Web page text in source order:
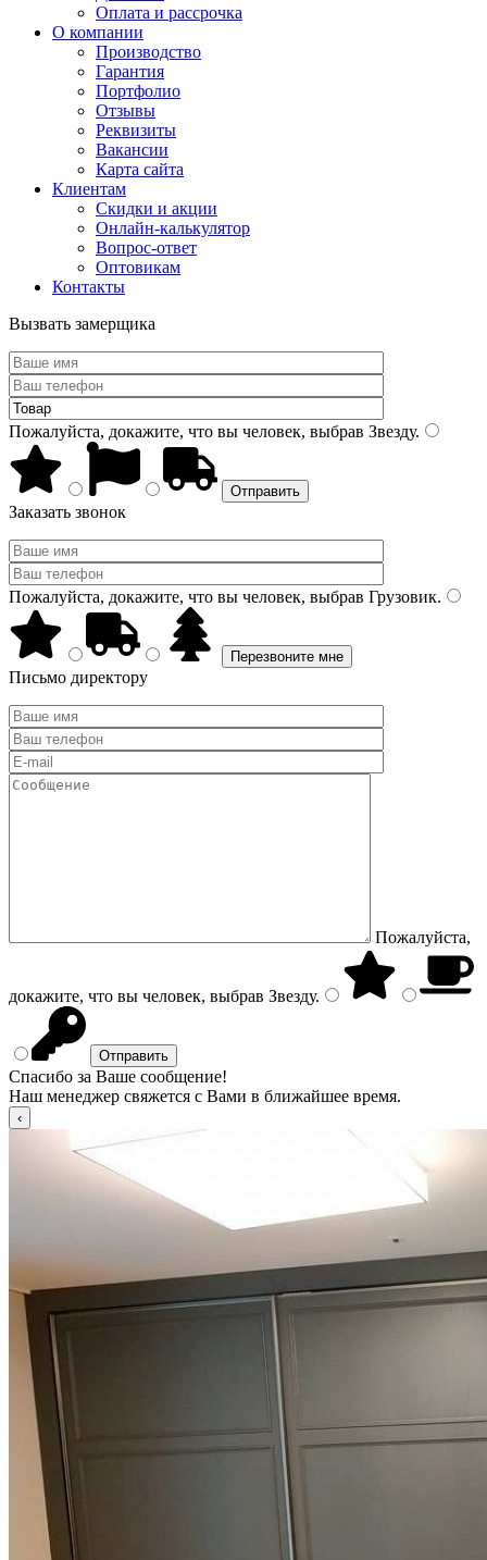
Оплата и рассрочка
О компании
Производство
Гарантия
Портфолио
Отзывы
Реквизиты
Вакансии
Карта сайта
Клиентам
Скидки и акции
Онлайн-калькулятор
Вопрос-ответ
Оптовикам
Контакты
Вызвать замерщика
Пожалуйста, докажите, что вы человек, выбрав Звезду.
Заказать звонок
Пожалуйста, докажите, что вы человек, выбрав Грузовик.
Письмо директору
Пожалуйста,
докажите, что вы человек, выбрав Звезду.
Спасибо за Ваше сообщение!
Наш менеджер свяжется с Вами в ближайшее время.